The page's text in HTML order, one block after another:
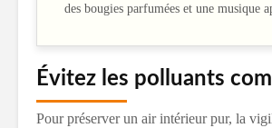
des bougies parfumées et une musique
Évitez les polluants
Pour préserver un air intérieur pur, la